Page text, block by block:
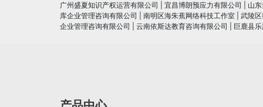
广州盛夏知识产权运营有限公司 宜昌博朗预应力有限公司
山
库企业管理咨询有限公司
南明区海朱蕉网络科技工作室
武陵
企业管理咨询有限公司
云南依斯达教育咨询有限公司 巨鹿县